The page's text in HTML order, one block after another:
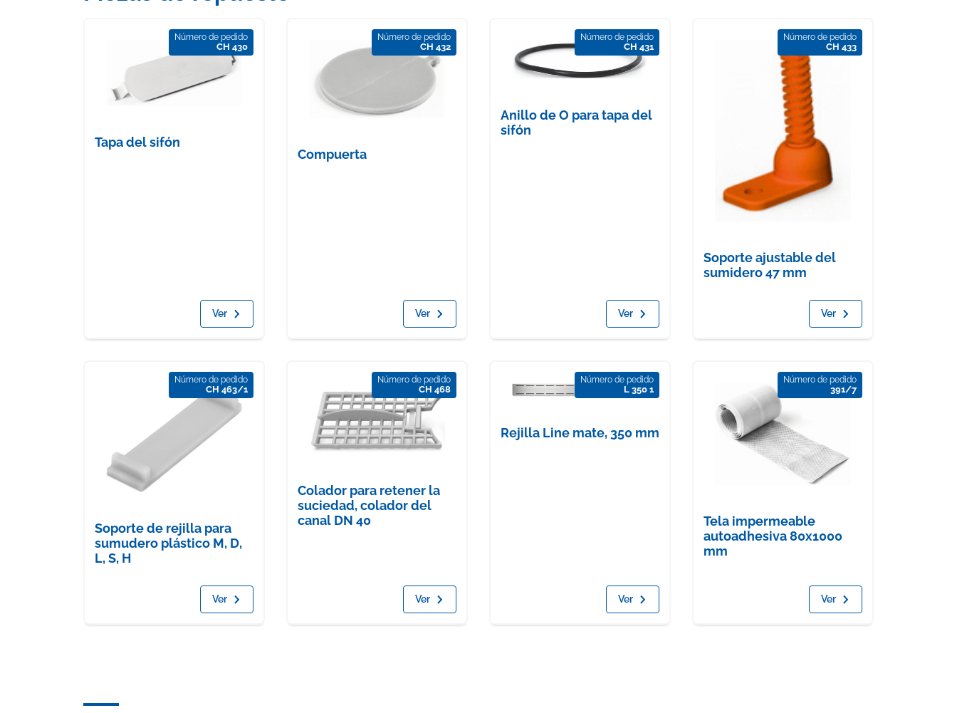
Número de pedido
CH 430
Tapa del sifón
Ver
Número de pedido
CH 432
Compuerta
Ver
Número de pedido
CH 431
Anillo de O para tapa del
sifón
Ver
Número de pedido
CH 433
Soporte ajustable del
sumidero 47 mm
Ver
Número de pedido
CH 463/1
Soporte de rejilla para
sumudero plástico M, D,
L, S, H
Ver
Número de pedido
CH 468
Colador para retener la
suciedad, colador del
canal DN 40
Ver
Número de pedido
L 350 1
Rejilla Line mate, 350 mm
Ver
Número de pedido
391/7
Tela impermeable
autoadhesiva 80x1000
mm
Ver